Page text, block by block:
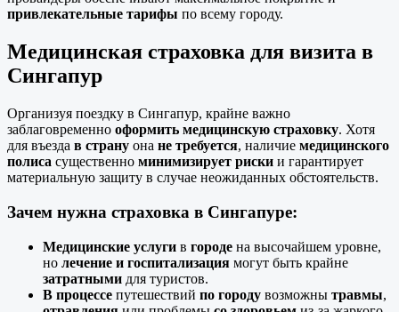
привлекательные тарифы по всему городу.
Медицинская страховка для визита в
Сингапур
Организуя поездку в Сингапур, крайне важно
заблаговременно оформить медицинскую страховку. Хотя
для въезда в страну она не требуется, наличие медицинского
полиса существенно минимизирует риски и гарантирует
материальную защиту в случае неожиданных обстоятельств.
Зачем нужна страховка в Сингапуре:
Медицинские услуги в городе на высочайшем уровне,
но лечение и госпитализация могут быть крайне
затратными для туристов.
В процессе путешествий по городу возможны травмы,